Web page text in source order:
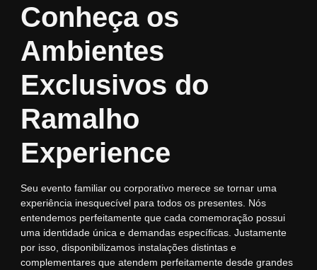
Conheça os
Ambientes
Exclusivos do
Ramalho
Experience
Seu evento familiar ou corporativo merece se tornar uma
experiência inesquecível para todos os presentes. Nós
entendemos perfeitamente que cada comemoração possui
uma identidade única e demandas específicas. Justamente
por isso, disponibilizamos instalações distintas e
complementares que atendem perfeitamente desde grandes